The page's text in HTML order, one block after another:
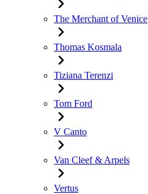
The Merchant of Venice
Thomas Kosmala
Tiziana Terenzi
Tom Ford
V Canto
Van Cleef & Arpels
Vertus